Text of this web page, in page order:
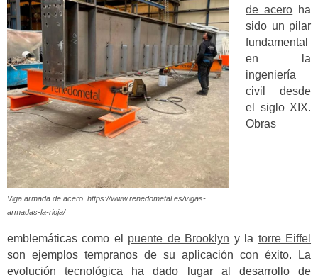
Viga armada de acero. https://www.renedometal.es/vigas-
armadas-la-rioja/
de acero ha
sido un pilar
fundamental
en la
ingeniería
civil desde
el siglo XIX.
Obras
emblemáticas como el puente de Brooklyn y la torre Eiffel
son ejemplos tempranos de su aplicación con éxito. La
evolución tecnológica ha dado lugar al desarrollo de